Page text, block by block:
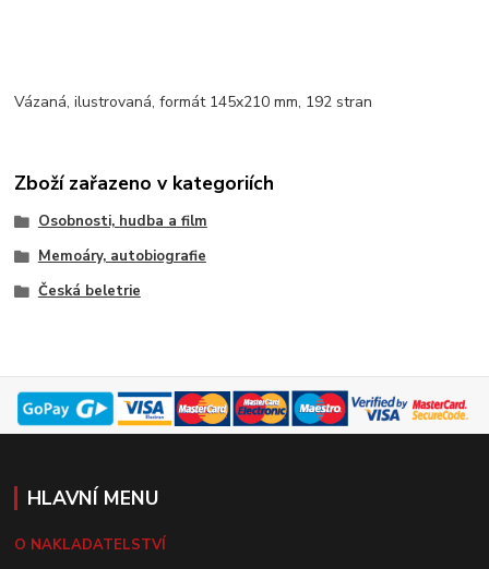
Vázaná, ilustrovaná, formát 145x210 mm, 192 stran
Zboží zařazeno v kategoriích
Osobnosti, hudba a film
Memoáry, autobiografie
Česká beletrie
HLAVNÍ MENU
O NAKLADATELSTVÍ